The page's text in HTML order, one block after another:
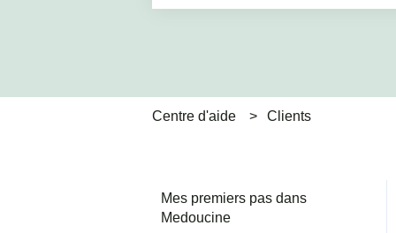
Centre d'aide Clients
Mes premiers pas dans
Medoucine